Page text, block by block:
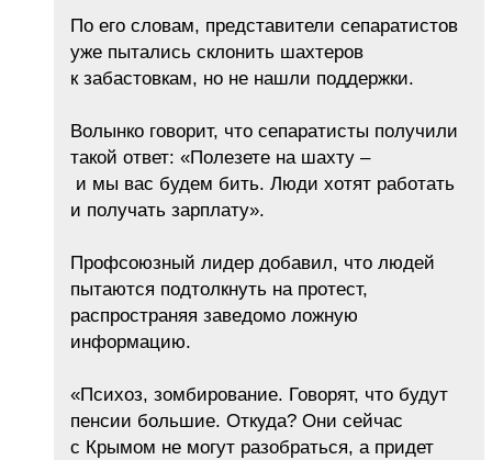
По его словам, представители сепаратистов
уже пытались склонить шахтеров
к забастовкам, но не нашли поддержки.
Волынко говорит, что сепаратисты получили
такой ответ: «Полезете на шахту –
и мы вас будем бить. Люди хотят работать
и получать зарплату».
Профсоюзный лидер добавил, что людей
пытаются подтолкнуть на протест,
распространяя заведомо ложную
информацию.
«Психоз, зомбирование. Говорят, что будут
пенсии большие. Откуда? Они сейчас
с Крымом не могут разобраться, а придет